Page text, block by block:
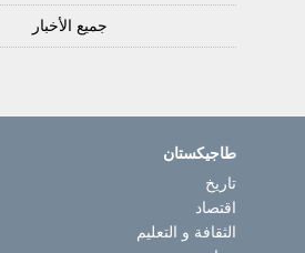
جميع الأخبار
طاجيكستان
تاريخ
اقتصاد
الثقافة و التعليم